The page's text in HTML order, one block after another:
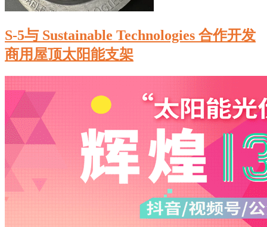
S-5与 Sustainable Technologies 合作开发
商用屋顶太阳能支架